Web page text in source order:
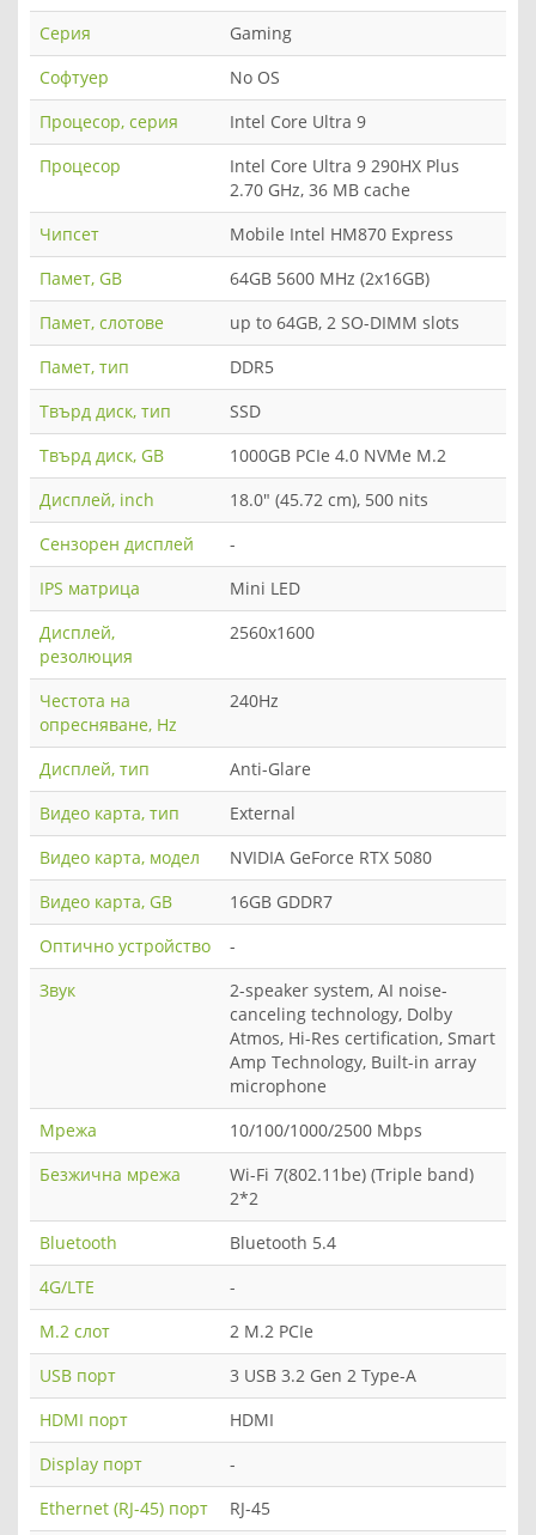
Серия
Gaming
Софтуер
No OS
Процесор, серия
Intel Core Ultra 9
Процесор
Intel Core Ultra 9 290HX Plus
2.70 GHz, 36 MB cache
Чипсет
Mobile Intel HM870 Express
Памет, GB
64GB 5600 MHz (2x16GB)
Памет, слотове
up to 64GB, 2 SO-DIMM slots
Памет, тип
DDR5
Твърд диск, тип
SSD
Твърд диск, GB
1000GB PCIe 4.0 NVMe M.2
Дисплей, inch
18.0" (45.72 cm), 500 nits
Сензорен дисплей
-
IPS матрица
Mini LED
Дисплей,
резолюция
2560x1600
Честота на
опресняване, Hz
240Hz
Дисплей, тип
Anti-Glare
Видео карта, тип
Еxternal
Видео карта, модел
NVIDIA GeForce RTX 5080
Видео карта, GB
16GB GDDR7
Оптично устройство
-
Звук
2-speaker system, AI noise-
canceling technology, Dolby
Atmos, Hi-Res certification, Smart
Amp Technology, Built-in array
microphone
Мрежа
10/100/1000/2500 Mbps
Безжична мрежа
Wi-Fi 7(802.11be) (Triple band)
2*2
Bluetooth
Bluetooth 5.4
4G/LTE
-
M.2 слот
2 M.2 PCIe
USB порт
3 USB 3.2 Gen 2 Type-A
HDMI порт
HDMI
Display порт
-
Ethernet (RJ-45) порт
RJ-45